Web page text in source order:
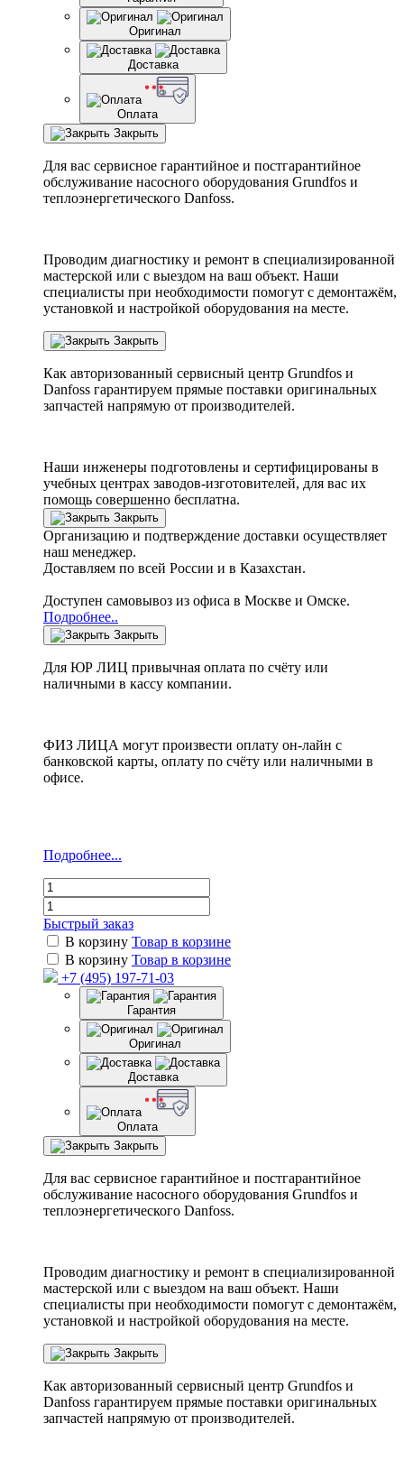
Оригинал
Доставка
Оплата
Закрыть
Для вас сервисное гарантийное и постгарантийное
обслуживание насосного оборудования Grundfos и
теплоэнергетического Danfoss.
Проводим диагностику и ремонт в специализированной
мастерской или с выездом на ваш объект. Наши
специалисты при необходимости помогут с демонтажём,
установкой и настройкой оборудования на месте.
Закрыть
Как авторизованный сервисный центр Grundfos и
Danfoss гарантируем прямые поставки оригинальных
запчастей напрямую от производителей.
Наши инженеры подготовлены и сертифицированы в
учебных центрах заводов-изготовителей, для вас их
помощь совершенно бесплатна.
Закрыть
Организацию и подтверждение доставки осуществляет
наш менеджер.
Доставляем по всей России и в Казахстан.
Доступен самовывоз из офиса в Москве и Омске.
Подробнее..
Закрыть
Для ЮР ЛИЦ привычная оплата по счёту или
наличными в кассу компании.
ФИЗ ЛИЦА могут произвести оплату он-лайн с
банковской карты, оплату по счёту или наличными в
офисе.
Подробнее...
Быстрый заказ
В корзину Товар в корзине
В корзину Товар в корзине
+7 (495) 197-71-03
Гарантия
Оригинал
Доставка
Оплата
Закрыть
Для вас сервисное гарантийное и постгарантийное
обслуживание насосного оборудования Grundfos и
теплоэнергетического Danfoss.
Проводим диагностику и ремонт в специализированной
мастерской или с выездом на ваш объект. Наши
специалисты при необходимости помогут с демонтажём,
установкой и настройкой оборудования на месте.
Закрыть
Как авторизованный сервисный центр Grundfos и
Danfoss гарантируем прямые поставки оригинальных
запчастей напрямую от производителей.